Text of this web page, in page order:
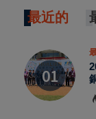
最近的